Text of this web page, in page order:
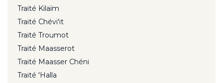
Traité Kilaïm
Traité Chévi'it
Traité Troumot
Traité Maasserot
Traité Maasser Chéni
Traité 'Halla